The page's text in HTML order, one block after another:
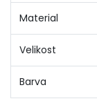
Material
Velikost
Barva